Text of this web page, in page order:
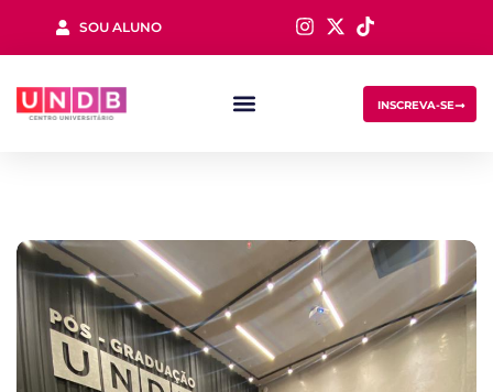
SOU ALUNO
INSCREVA-SE
Remember me Lost your password?